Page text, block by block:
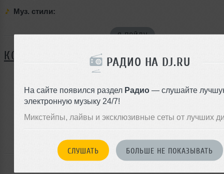
РАДИО НА DJ.RU
На сайте появился раздел Радио — слушайте
электронную музыку 24/7!
Микстейпы, лайвы и эксклюзивные сеты от лучших
СЛУШАТЬ БОЛЬШЕ НЕ ПОКАЗЫВАТЬ
Муз. стили:
Я ПОЙДУ
КОММЕНТАРИИ
ЗАРЕГИСТРИРУЙТЕСЬ
Или